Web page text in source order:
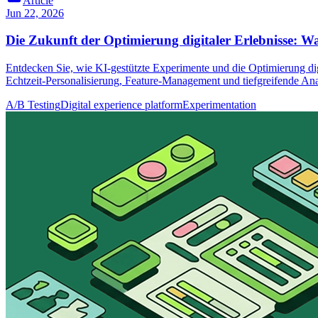
Jun 22, 2026
Die Zukunft der Optimierung digitaler Erlebnisse:
Entdecken Sie, wie KI-gestützte Experimente und die Optimierung
Echtzeit-Personalisierung, Feature-Management und tiefgreifende
A/B TestingDigital experience platformExperimentation